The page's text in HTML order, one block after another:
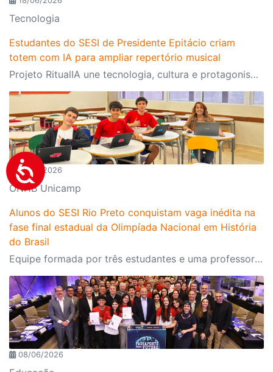
Tecnologia
Estudantes do SESI de Presidente Epitácio criam
totem com IA para ampliar repertório musical
Projeto RitualIA une tecnologia, cultura e protagonismo estudantil e é destaque no IV Congresso Internacional de Educação do SESI-SP
15/06/2026
ONHB Unicamp
Alunos do SESI Rio Preto conquistam vaga inédita na
fase final estadual da Olimpíada Nacional em História
do Brasil
Equipe formada por três estudantes e uma professora orientadora avança para a 5ª fase da competição promovida pela Unicamp
08/06/2026